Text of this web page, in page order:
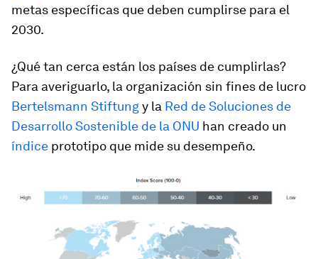
metas específicas que deben cumplirse para el
2030.
¿Qué tan cerca están los países de cumplirlas?
Para averiguarlo, la organización sin fines de lucro
Bertelsmann Stiftungy la Red de Soluciones de
Desarrollo Sostenible de la ONU han creado un
índice prototipo que mide su desempeño.